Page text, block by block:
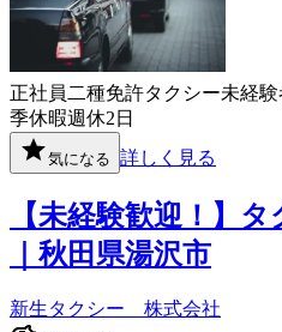
正社員 二種免許タクシー未経
季休暇週休2日
気になる 詳しく見る
【未経験歓迎！】
｜秋田県湯沢市
新生タクシー 株式会社